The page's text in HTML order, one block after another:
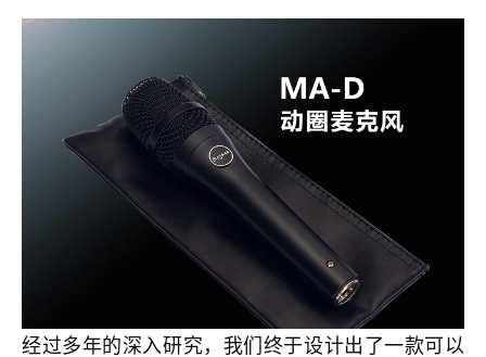
经过多年的深入研究，我们终于设计出了一款可以